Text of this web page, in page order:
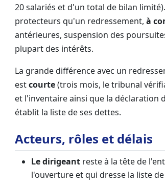
20 salariés et d'un total de bilan
protecteurs qu'un redressement, à
antérieures, suspension des
plupart des intérêts.
La grande différence avec un
estcourte(trois mois, le tribunal
et l'inventaire ainsi que la déclaration
établit la liste de ses dettes.
Acteurs, rôles et délais
Le dirigeant reste à la tête de
l'ouverture et qui dresse la liste